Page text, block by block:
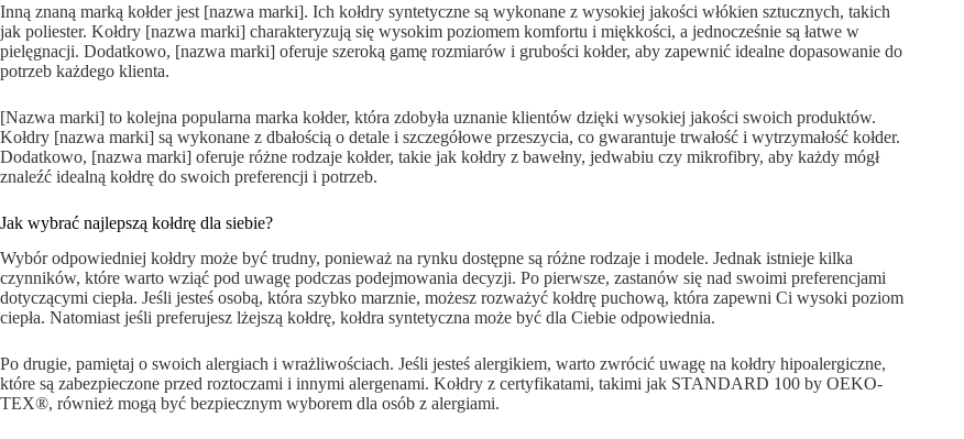
Inną znaną marką kołder jest [nazwa marki]. Ich kołdry syntetyczne są wykonane z wysokiej jakości włókien sztucznych, takich
jak poliester. Kołdry [nazwa marki] charakteryzują się wysokim poziomem komfortu i miękkości, a jednocześnie są łatwe w
pielęgnacji. Dodatkowo, [nazwa marki] oferuje szeroką gamę rozmiarów i grubości kołder, aby zapewnić idealne dopasowanie do
potrzeb każdego klienta.
[Nazwa marki] to kolejna popularna marka kołder, która zdobyła uznanie klientów dzięki wysokiej jakości swoich produktów.
Kołdry [nazwa marki] są wykonane z dbałością o detale i szczegółowe przeszycia, co gwarantuje trwałość i wytrzymałość kołder.
Dodatkowo, [nazwa marki] oferuje różne rodzaje kołder, takie jak kołdry z bawełny, jedwabiu czy mikrofibry, aby każdy mógł
znaleźć idealną kołdrę do swoich preferencji i potrzeb.
Jak wybrać najlepszą kołdrę dla siebie?
Wybór odpowiedniej kołdry może być trudny, ponieważ na rynku dostępne są różne rodzaje i modele. Jednak istnieje kilka
czynników, które warto wziąć pod uwagę podczas podejmowania decyzji. Po pierwsze, zastanów się nad swoimi preferencjami
dotyczącymi ciepła. Jeśli jesteś osobą, która szybko marznie, możesz rozważyć kołdrę puchową, która zapewni Ci wysoki poziom
ciepła. Natomiast jeśli preferujesz lżejszą kołdrę, kołdra syntetyczna może być dla Ciebie odpowiednia.
Po drugie, pamiętaj o swoich alergiach i wrażliwościach. Jeśli jesteś alergikiem, warto zwrócić uwagę na kołdry hipoalergiczne,
które są zabezpieczone przed roztoczami i innymi alergenami. Kołdry z certyfikatami, takimi jak STANDARD 100 by OEKO-
TEX®, również mogą być bezpiecznym wyborem dla osób z alergiami.